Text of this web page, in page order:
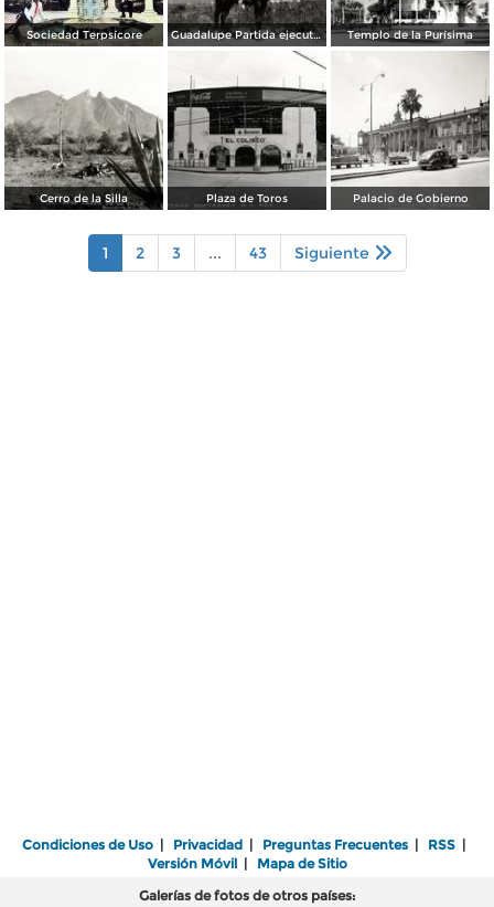
Sociedad Terpsícore Guadalupe Partida ejecutando una charrería con lazo Templo de la Purísima
Cerro de la Silla Plaza de Toros Palacio de Gobierno
1 2 3 ... 43 Siguiente
Condiciones de Uso | Privacidad | Preguntas Frecuentes | RSS |
Versión Móvil| Mapa de Sitio
Galerías de fotos de otros países: